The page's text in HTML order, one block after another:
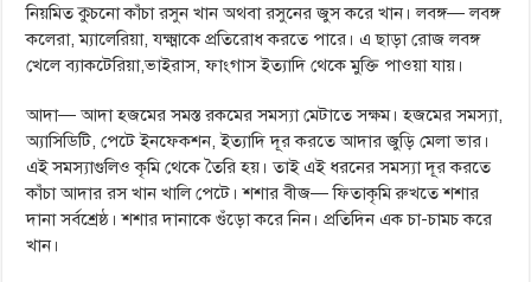
নিয়মিত কুচনো কাঁচা রসুন খান অথবা রসুনের জুস করে খান। লবঙ্গ— লবঙ্গ
কলেরা, ম্যালেরিয়া, যক্ষ্মাকে প্রতিরোধ করতে পারে। এ ছাড়া রোজ লবঙ্গ
খেলে ব্যাকটেরিয়া,ভাইরাস, ফাংগাস ইত্যাদি থেকে মুক্তি পাওয়া যায়।
আদা— আদা হজমের সমস্ত রকমের সমস্যা মেটাতে সক্ষম। হজমের সমস্যা,
অ্যাসিডিটি, পেটে ইনফেকশন, ইত্যাদি দূর করতে আদার জুড়ি মেলা ভার।
এই সমস্যাগুলিও কৃমি থেকে তৈরি হয়। তাই এই ধরনের সমস্যা দূর করতে
কাঁচা আদার রস খান খালি পেটে। শশার বীজ— ফিতাকৃমি রুখতে শশার
দানা সর্বশ্রেষ্ঠ। শশার দানাকে গুঁড়ো করে নিন। প্রতিদিন এক চা-চামচ করে
খান।